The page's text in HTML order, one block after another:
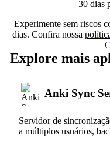
30 dias
Experimente sem riscos
dias. Confira nossa
Explore mais
Anki Sync
Servidor de
a múltiplos usuários,